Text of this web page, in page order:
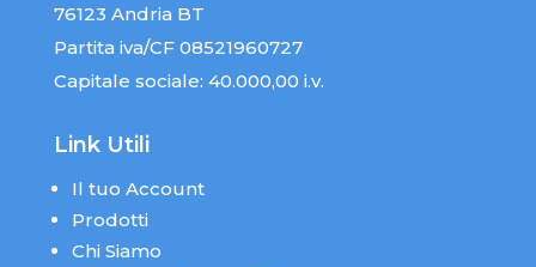
76123 Andria BT
Partita iva/CF 08521960727
Capitale sociale: 40.000,00 i.v.
Link Utili
Il tuo Account
Prodotti
Chi Siamo